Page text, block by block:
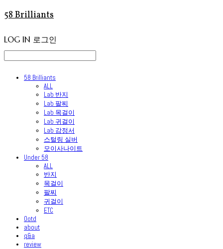
58 Brilliants
LOG IN 로그인
58 Brilliants
ALL
Lab 반지
Lab 팔찌
Lab 목걸이
Lab 귀걸이
Lab 감정서
스털링 실버
모이사나이트
Under 58
ALL
반지
목걸이
팔찌
귀걸이
ETC
Ootd
about
q&a
review